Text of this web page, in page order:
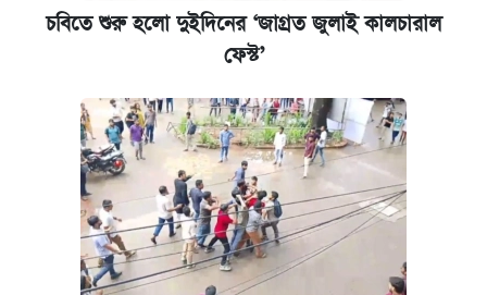
চবিতে শুরু হলো দুইদিনের ‘জাগ্রত জুলাই কালচারাল
ফেস্ট’